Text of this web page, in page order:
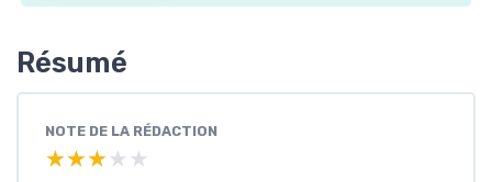
Résumé
NOTE DE LA RÉDACTION
★★★★★
★★★★★